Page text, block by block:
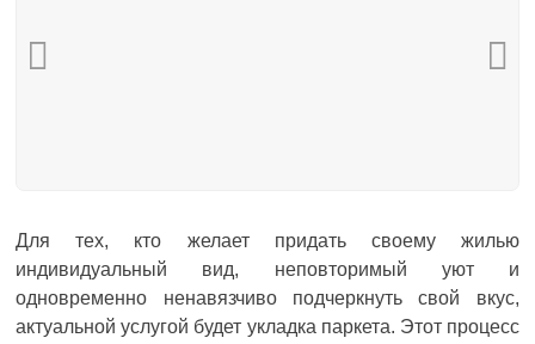
Для тех, кто желает придать своему жилью
индивидуальный вид, неповторимый уют и
одновременно ненавязчиво подчеркнуть свой вкус,
актуальной услугой будет укладка паркета. Этот процесс